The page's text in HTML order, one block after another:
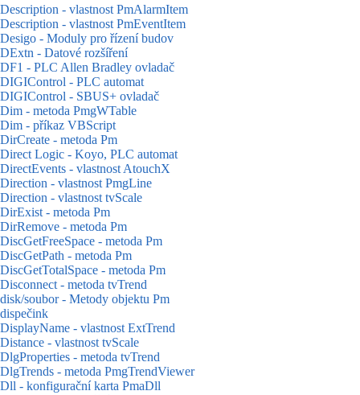
Description - vlastnost PmAlarmItem
Description - vlastnost PmEventItem
Desigo - Moduly pro řízení budov
DExtn - Datové rozšíření
DF1 - PLC Allen Bradley ovladač
DIGIControl - PLC automat
DIGIControl - SBUS+ ovladač
Dim - metoda PmgWTable
Dim - příkaz VBScript
DirCreate - metoda Pm
Direct Logic - Koyo, PLC automat
DirectEvents - vlastnost AtouchX
Direction - vlastnost PmgLine
Direction - vlastnost tvScale
DirExist - metoda Pm
DirRemove - metoda Pm
DiscGetFreeSpace - metoda Pm
DiscGetPath - metoda Pm
DiscGetTotalSpace - metoda Pm
Disconnect - metoda tvTrend
disk/soubor - Metody objektu Pm
dispečink
DisplayName - vlastnost ExtTrend
Distance - vlastnost tvScale
DlgProperties - metoda tvTrend
DlgTrends - metoda PmgTrendViewer
Dll - konfigurační karta PmaDll